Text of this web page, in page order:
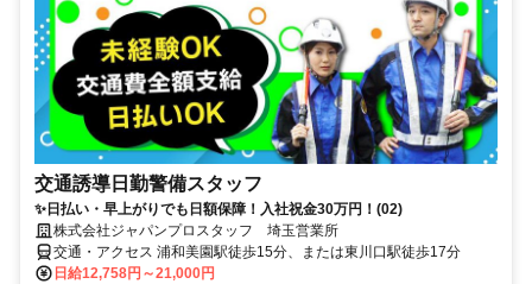
交通誘導日勤警備スタッフ
✨日払い・早上がりでも日額保障！入社祝金30万円！(02)
株式会社ジャパンプロスタッフ 埼玉営業所
交通・アクセス 浦和美園駅徒歩15分、または東川口駅徒歩17分
日給12,758円～21,000円